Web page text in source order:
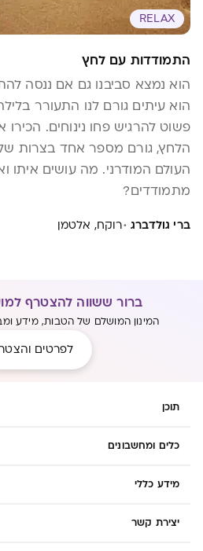
RELAX
התמודדות עם לחץ
הוא נמצא סביבנו גם אם ננסה
הוא עיתים גורם לנו התעורר
פשוט להרגיש פחו נינוחים. הכירו
הלחץ, גורם מספר אחד בצרות
העולם המודרני. מה עושים איתו
מתמודדים?
ברי גולדברג ·רוקח, אלטמן
ברור ששווה להצטרף
המינון המושלם של הטבות, מידע
לפרטים
תוכן
כלים ומחשבונים
מידע כללי
יצירת קשר